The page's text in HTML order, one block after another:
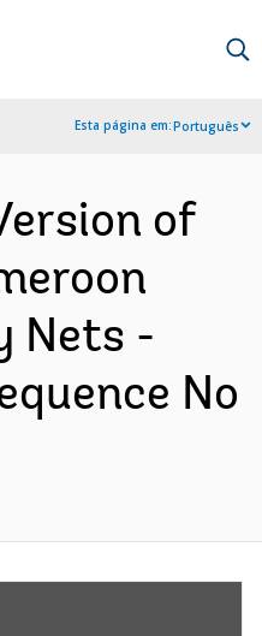
Esta página em:Português
of
Nets -
No